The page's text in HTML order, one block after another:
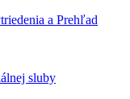
a Prehľad
sluby